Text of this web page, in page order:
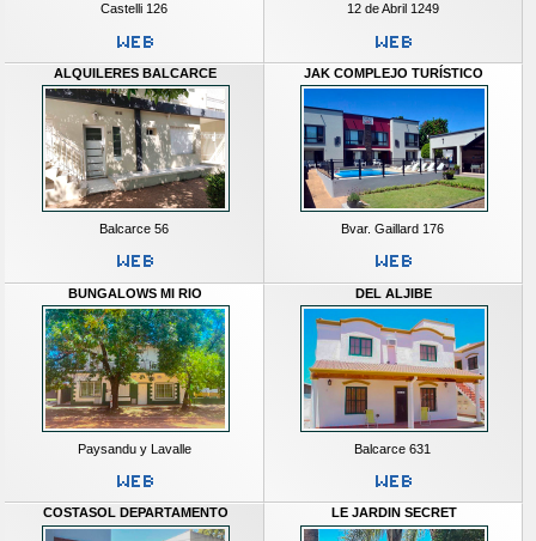
Castelli 126 12 de Abril 1249
ALQUILERES BALCARCE
Balcarce 56
JAK COMPLEJO TURÍSTICO
Bvar. Gaillard 176
BUNGALOWS MI RIO
Paysandu y Lavalle
DEL ALJIBE
Balcarce 631
COSTASOL DEPARTAMENTO LE JARDIN SECRET